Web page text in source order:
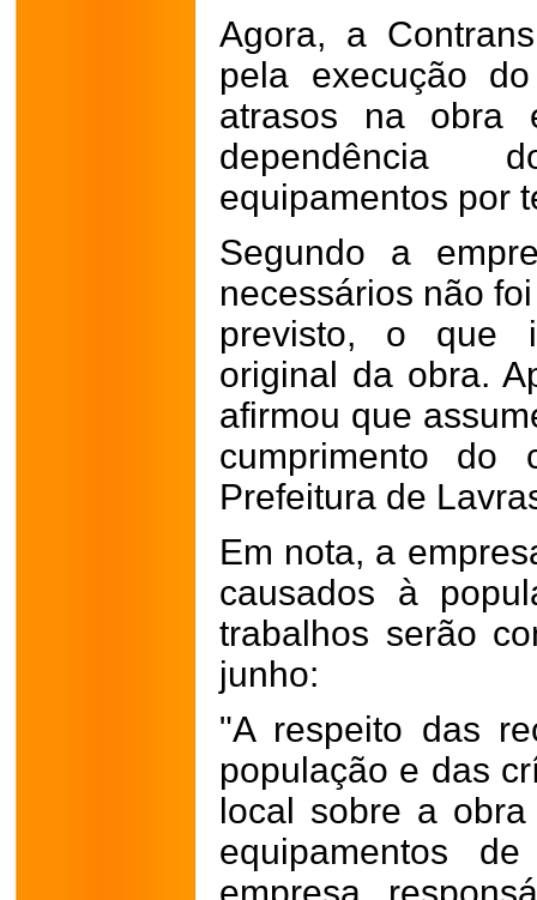
Agora, a
pela execução
atrasos na obra
dependência
equipamentos por
Segundo a
necessários não
previsto, o que
original da obra.
afirmou que
cumprimento do
Prefeitura de
Em nota, a
causados à
trabalhos serão
junho:
"A respeito das
população e das
local sobre a
equipamentos